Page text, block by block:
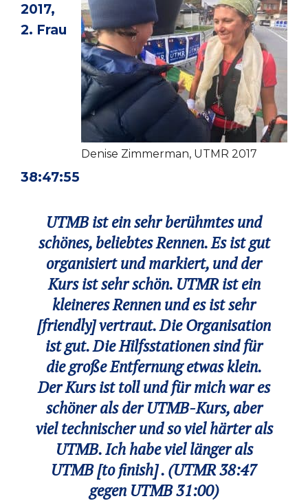
Denise Zimmerman, UTMR 2017
2017,
2. Frau
38:47:55
UTMB ist ein sehr berühmtes und
schönes, beliebtes Rennen. Es ist gut
organisiert und markiert, und der
Kurs ist sehr schön. UTMR ist ein
kleineres Rennen und es ist sehr
[friendly] vertraut. Die Organisation
ist gut. Die Hilfsstationen sind für
die große Entfernung etwas klein.
Der Kurs ist toll und für mich war es
schöner als der UTMB-Kurs, aber
viel technischer und so viel härter als
UTMB. Ich habe viel länger als
UTMB [to finish] . (UTMR38:47
gegen UTMB31:00)